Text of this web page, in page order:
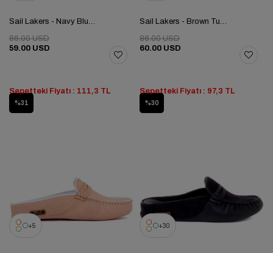
Sail Lakers - Navy Blue Genuine Leather Tassel Detail Women's Home Slipper
59.00 USD
86.00 USD
%31
Sepetteki Fiyatı : 111,3 TL
Sail Lakers - Brown Tumbled Genuine Leather Women's Home Slipper
60.00 USD
86.00 USD
%30
Sepetteki Fiyatı : 97,3 TL
5 30